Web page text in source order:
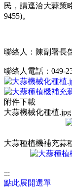
民，請逕洽大蒜策
9455)。
聯絡人：陳副署長
聯絡人電話：049-
附件下載
大蒜機械化種植.jpg
大蒜種植機補充蒜
:::
點此展開選單